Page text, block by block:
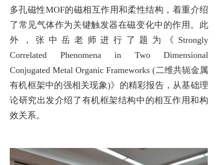
多孔磁性MOF的磁相互作用和柔性结构，着重介绍
了常见气体作为关键触发器在磁变化中的作用。此
外，张中岳老师进行了 题为 《 Strongly
Correlated
Phenomena in Two
Dimensional
Conjugated Metal Organic Frameworks (二维共轭金属
有机框架中的强相关现象)》的精彩报告，从基础理
论研究出发介绍了有机框架结构中的相互作用和构
效关系。